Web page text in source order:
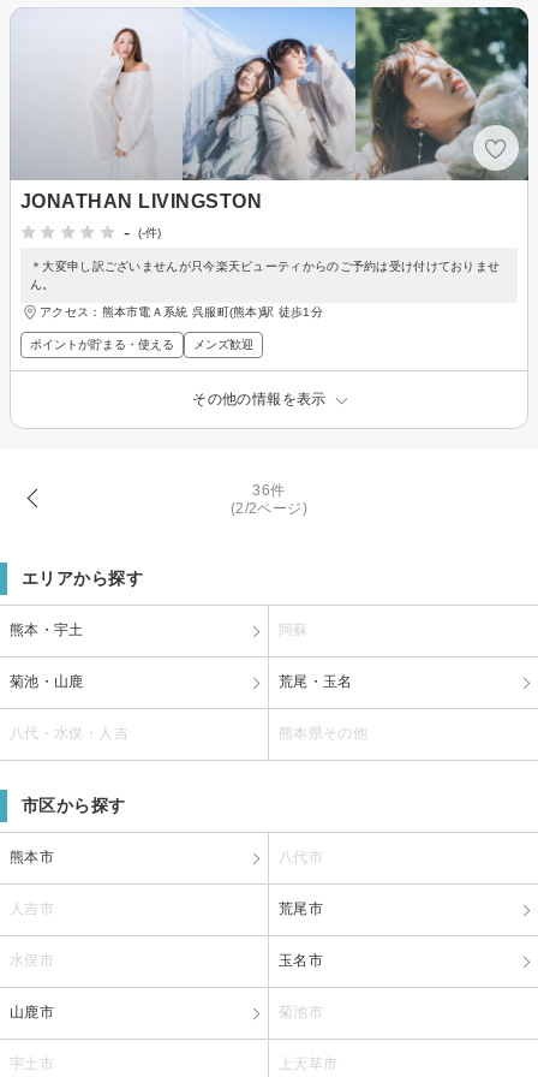
JONATHAN LIVINGSTON
-
(-件)
＊大変申し訳ございませんが只今楽天ビューティからのご予約は受け付けておりませ
ん。
アクセス：熊本市電Ａ系統 呉服町(熊本)駅 徒歩1分
ポイントが貯まる・使える メンズ歓迎
その他の情報を表示
36件
(2/2ページ)
エリアから探す
熊本・宇土 阿蘇
菊池・山鹿 荒尾・玉名
八代・水俣・人吉 熊本県その他
市区から探す
熊本市 八代市
人吉市 荒尾市
水俣市 玉名市
山鹿市 菊池市
宇土市 上天草市